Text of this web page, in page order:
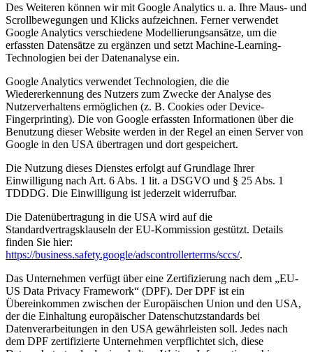
Des Weiteren können wir mit Google Analytics u. a. Ihre Maus- und
Scrollbewegungen und Klicks aufzeichnen. Ferner verwendet
Google Analytics verschiedene Modellierungsansätze, um die
erfassten Datensätze zu ergänzen und setzt Machine-Learning-
Technologien bei der Datenanalyse ein.
Google Analytics verwendet Technologien, die die
Wiedererkennung des Nutzers zum Zwecke der Analyse des
Nutzerverhaltens ermöglichen (z. B. Cookies oder Device-
Fingerprinting). Die von Google erfassten Informationen über die
Benutzung dieser Website werden in der Regel an einen Server von
Google in den USA übertragen und dort gespeichert.
Die Nutzung dieses Dienstes erfolgt auf Grundlage Ihrer
Einwilligung nach Art. 6 Abs. 1 lit. a DSGVO und § 25 Abs. 1
TDDDG. Die Einwilligung ist jederzeit widerrufbar.
Die Datenübertragung in die USA wird auf die
Standardvertragsklauseln der EU-Kommission gestützt. Details
finden Sie hier:
https://business.safety.google/adscontrollerterms/sccs/.
Das Unternehmen verfügt über eine Zertifizierung nach dem „EU-
US Data Privacy Framework“ (DPF). Der DPF ist ein
Übereinkommen zwischen der Europäischen Union und den USA,
der die Einhaltung europäischer Datenschutzstandards bei
Datenverarbeitungen in den USA gewährleisten soll. Jedes nach
dem DPF zertifizierte Unternehmen verpflichtet sich, diese